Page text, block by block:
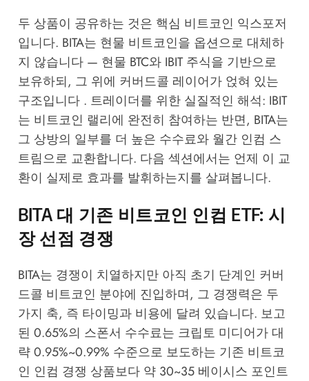
두 상품이 공유하는 것은 핵심 비트코인 익스포저
입니다. BITA는 현물 비트코인을 옵션으로 대체하
지 않습니다 — 현물 BTC와 IBIT 주식을 기반으로
보유하되, 그 위에 커버드콜 레이어가 얹혀 있는
구조입니다 . 트레이더를 위한 실질적인 해석: IBIT
는 비트코인 랠리에 완전히 참여하는 반면, BITA는
그 상방의 일부를 더 높은 수수료와 월간 인컴 스
트림으로 교환합니다. 다음 섹션에서는 언제 이 교
환이 실제로 효과를 발휘하는지를 살펴봅니다.
BITA 대 기존 비트코인 인컴 ETF: 시
장 선점 경쟁
BITA는 경쟁이 치열하지만 아직 초기 단계인 커버
드콜 비트코인 분야에 진입하며, 그 경쟁력은 두
가지 축, 즉 타이밍과 비용에 달려 있습니다. 보고
된 0.65%의 스폰서 수수료는 크립토 미디어가 대
략 0.95%~0.99% 수준으로 보도하는 기존 비트코
인 인컴 경쟁 상품보다 약 30~35 베이시스 포인트